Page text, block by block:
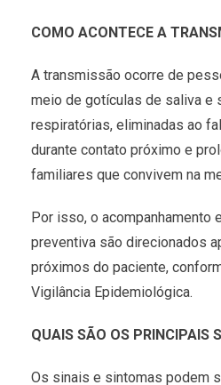
COMO ACONTECE A
A transmissão ocorre de
meio de gotículas de saliva e
respiratórias, eliminadas ao
durante contato próximo e
familiares que convivem na
Por isso, o acompanhamento
preventiva são direcionados
próximos do paciente,
Vigilância Epidemiológica.
QUAIS SÃO OS PRINCIPAIS
Os sinais e sintomas podem